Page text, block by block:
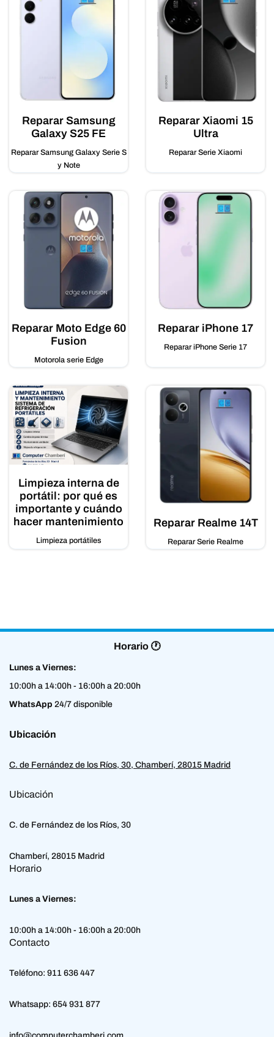
Reparar Samsung
Galaxy S25 FE
Reparar Samsung Galaxy Serie S
y Note
Reparar Xiaomi 15
Ultra
Reparar Serie Xiaomi
Reparar Moto Edge 60
Fusion
Motorola serie Edge
Reparar iPhone 17
Reparar iPhone Serie 17
Limpieza interna de
portátil: por qué es
importante y cuándo
hacer mantenimiento
Limpieza portátiles
Reparar Realme 14T
Reparar Serie Realme
Horario 🕐
Lunes a Viernes:
10:00h a 14:00h - 16:00h a 20:00h
WhatsApp 24/7 disponible
Ubicación
C. de Fernández de los Ríos, 30, Chamberí, 28015 Madrid
Ubicación
C. de Fernández de los Ríos, 30
Chamberí, 28015 Madrid
Horario
Lunes a Viernes:
10:00h a 14:00h - 16:00h a 20:00h
Contacto
Teléfono: 911 636 447
Whatsapp: 654 931 877